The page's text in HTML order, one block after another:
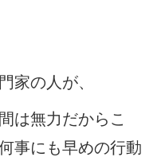
家の人が、
は無力だからこ
事にも早めの行動